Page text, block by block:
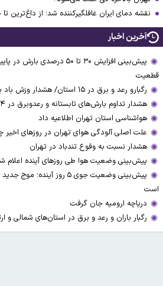
نقشه دمای ایران غافلگیرکننده شد؛ از داغ‌ترین
آخرین اخبار
پیش‌بینی افزایش ۳۰ تا ۵۰
قطعیت
رگبارو رعد و برق در ۱۵ استان/ هشدار وزش باد برای ۱۳ استان‌
هشدار تداوم بارش‌های تابستانه و رعدوبرق در ۴ استان تا چهارشنبه
هواشناسی استان تهران اطلاعیه داد
علت اصلی آلودگی هوای تهران در روزهای اخیر
هشدار نسبت به وفوع تندباد در تهران
پیش‌بینی وضعیت هوا طی روزهای آینده اعلام
پیش‌بینی وضعیت جوی ۵ روز
است
دریاچه ارومیه جان گرفت
رگبار باران و رعد و برق در استان‌های شمالی و